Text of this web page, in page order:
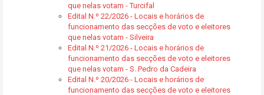
que nelas votam - Turcifal
Edital N.º 22/2026 - Locais e horários de
funcionamento das secções de voto e eleitores
que nelas votam - Silveira
Edital N.º 21/2026 - Locais e horários de
funcionamento das secções de voto e eleitores
que nelas votam - S. Pedro da Cadeira
Edital N.º 20/2026 - Locais e horários de
funcionamento das secções de voto e eleitores